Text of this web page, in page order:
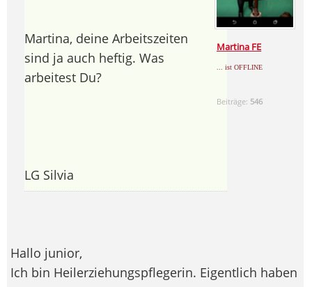
Martina FE
... ist OFFLINE
Beiträge: 546
Martina, deine Arbeitszeiten
sind ja auch heftig. Was
arbeitest Du?
LG Silvia
Hallo junior,
Ich bin Heilerziehungspflegerin. Eigentlich haben